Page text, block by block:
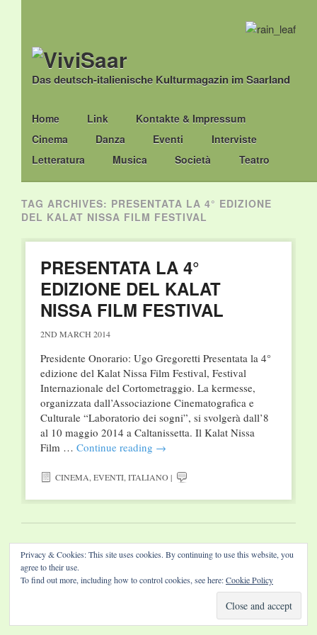
Das deutsch-italienische Kulturmagazin im Saarland
Main menu
Skip
to
content
Home Link
Kontakte & Impressum
Cinema
Danza Eventi
Interviste
Letteratura
Musica Società Teatro
TAG ARCHIVES: PRESENTATA LA 4° EDIZIONE
DEL KALAT NISSA FILM FESTIVAL
PRESENTATA LA 4°
EDIZIONE DEL KALAT
NISSA FILM FESTIVAL
2ND MARCH 2014
Presidente Onorario: Ugo Gregoretti Presentata la 4°
edizione del Kalat Nissa Film Festival, Festival
Internazionale del Cortometraggio. La kermesse,
organizzata dall’Associazione Cinematografica e
Culturale “Laboratorio dei sogni”, si svolgerà dall’8
al 10 maggio 2014 a Caltanissetta. Il Kalat Nissa
Film … Continue reading →
CINEMA,EVENTI,ITALIANO|
Website by Diamond Visions
Privacy & Cookies: This site uses cookies. By continuing to use this website, you
agree to their use.
To find out more, including how to control cookies, see here:Cookie Policy